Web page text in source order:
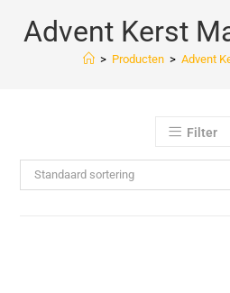
Advent Kerst
> Producten > Advent
Filter
Standaard sortering